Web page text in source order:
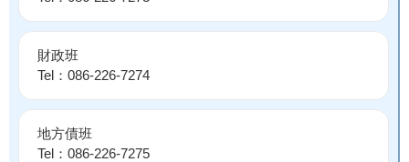
財政班
Tel：086-226-7274
地方債班
Tel：086-226-7275